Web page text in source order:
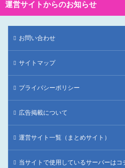
運営サイトからのお知らせ
お問い合わせ
サイトマップ
プライバシーポリシー
広告掲載について
運営サイト一覧（まとめサイト）
当サイトで使用しているサーバーはコ